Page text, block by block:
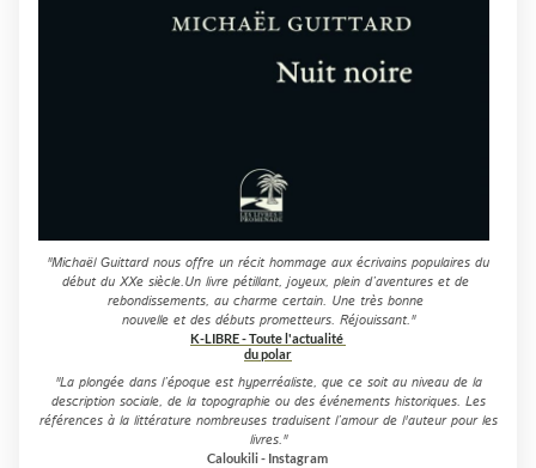
"Michaël Guittard nous offre un récit hommage aux écrivains populaires du
début du XXe siècle.Un livre pétillant, joyeux, plein d’aventures et de
rebondissements, au charme certain. Une très bonne
nouvelle et des débuts prometteurs. Réjouissant."
K-LIBRE - Toute l'actualité
du polar
"La plongée dans l’époque est hyperréaliste, que ce soit au niveau de la
description sociale, de la topographie ou des événements historiques. Les
références à la littérature nombreuses traduisent l’amour de l'auteur pour les
livres."
Caloukili - Instagram